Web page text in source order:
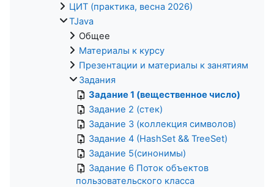
ЦИТ (практика, весна 2026)
TJava
Общее
Материалы к курсу
Презентации и материалы к занятиям
Задания
Задание 1 (вещественное число)
Задание 2 (стек)
Задание 3 (коллекция символов)
Задание 4 (HashSet && TreeSet)
Задание 5(синонимы)
Задание 6 Поток объектов
пользовательского класса